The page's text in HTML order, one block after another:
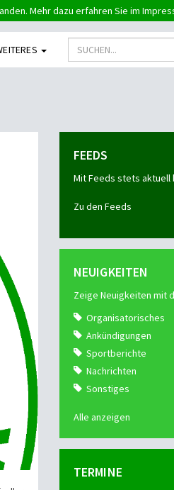
Mehr dazu erfahren Sie im
FEEDS
Mit Feeds stets aktuell
Zu den Feeds
NEUIGKEITEN
Zeige Neuigkeiten mit
Organisatorisches
Ankündigungen
Sportberichte
Nachrichten
Sonstiges
Alle anzeigen
TERMINE